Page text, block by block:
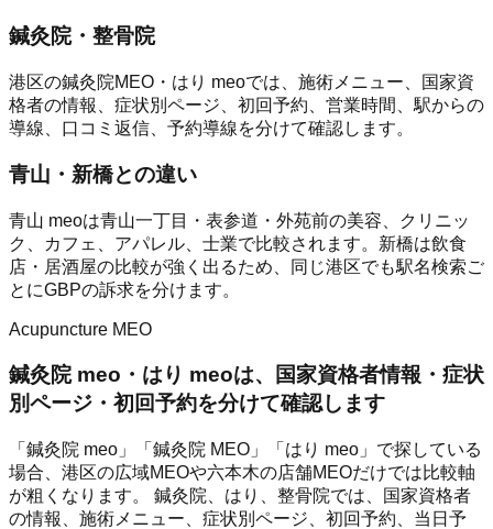
鍼灸院・整骨院
港区の鍼灸院MEO・はり meoでは、施術メニュー、国家資
格者の情報、症状別ページ、初回予約、営業時間、駅からの
導線、口コミ返信、予約導線を分けて確認します。
青山・新橋との違い
青山 meoは青山一丁目・表参道・外苑前の美容、クリニッ
ク、カフェ、アパレル、士業で比較されます。新橋は飲食
店・居酒屋の比較が強く出るため、同じ港区でも駅名検索ご
とにGBPの訴求を分けます。
Acupuncture MEO
鍼灸院 meo・はり meoは、国家資格者情報・症状
別ページ・初回予約を分けて確認します
「鍼灸院 meo」「鍼灸院 MEO」「はり meo」で探している
場合、港区の広域MEOや六本木の店舗MEOだけでは比較軸
が粗くなります。 鍼灸院、はり、整骨院では、国家資格者
の情報、施術メニュー、症状別ページ、初回予約、当日予